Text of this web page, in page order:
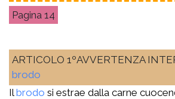
14
ARTICOLO 1ºAVVERTENZA
brodo
Ilbrodo si estrae dalla carne